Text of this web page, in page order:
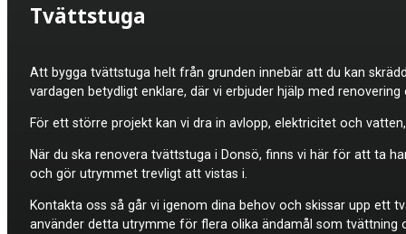
Tvättstuga
Att bygga tvättstuga helt från grunden innebär att du kan
vardagen betydligt enklare, där vi erbjuder hjälp med
För ett större projekt kan vi dra in avlopp, elektricitet och
När du ska renovera tvättstuga i Donsö, finns vi här för att ta
och gör utrymmet trevligt att vistas i.
Kontakta oss så går vi igenom dina behov och skissar upp ett
använder detta utrymme för flera olika ändamål som tvättning